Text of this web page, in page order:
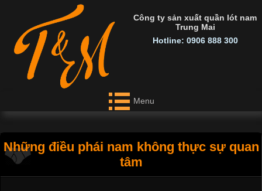
Công ty sản xuất quần lót nam
Trung Mai
Hotline: 0906 888 300
Menu
Những điều phái nam không thực sự quan
tâm